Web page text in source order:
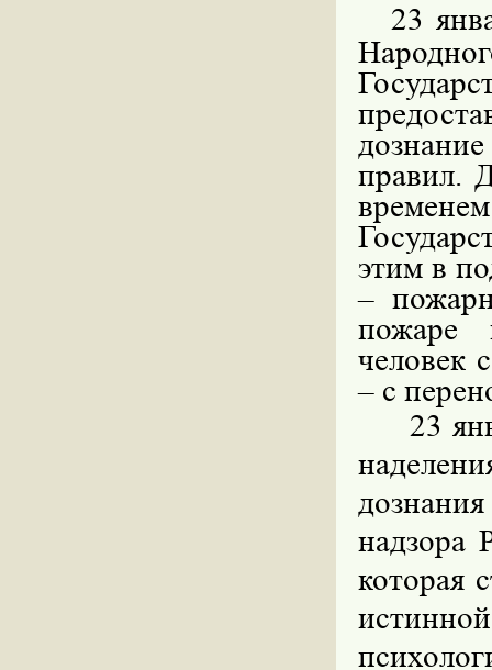
23
правил.
этим в
–
пожаре
человек
– с
23
надзора
которая